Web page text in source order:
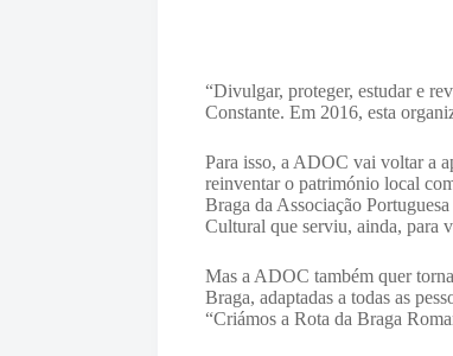
“Divulgar, proteger, estudar e
Constante. Em 2016, esta
Para isso, a ADOC vai voltar a
reinventar o património local
Braga da Associação
Cultural que serviu, ainda, para
Mas a ADOC também quer
Braga, adaptadas a todas as
“Criámos a Rota da Braga